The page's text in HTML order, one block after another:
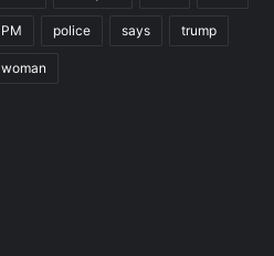
PM police says trump
woman